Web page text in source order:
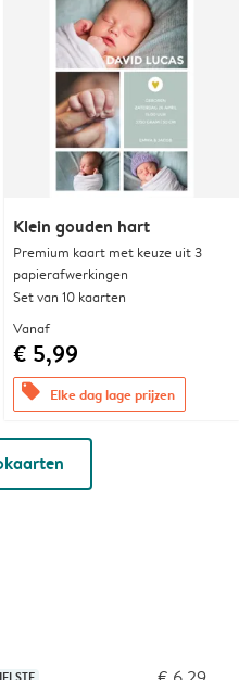
Klein gouden hart
Premium kaart met keuze uit 3
papierafwerkingen
Set van 10 kaarten
Vanaf
€ 5,99
offers Elke dag lage prijzen